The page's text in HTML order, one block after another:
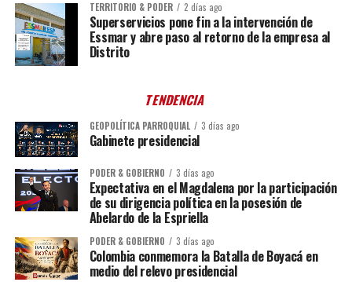
TERRITORIO & PODER 2 días ago
Superservicios pone fin a la intervención de
Essmar y abre paso al retorno de la empresa al
Distrito
TENDENCIA
GEOPOLÍTICA PARROQUIAL 3 días ago
Gabinete presidencial
PODER & GOBIERNO 3 días ago
Expectativa en el Magdalena por la participación
de su dirigencia política en la posesión de
Abelardo de la Espriella
PODER & GOBIERNO 3 días ago
Colombia conmemora la Batalla de Boyacá en
medio del relevo presidencial